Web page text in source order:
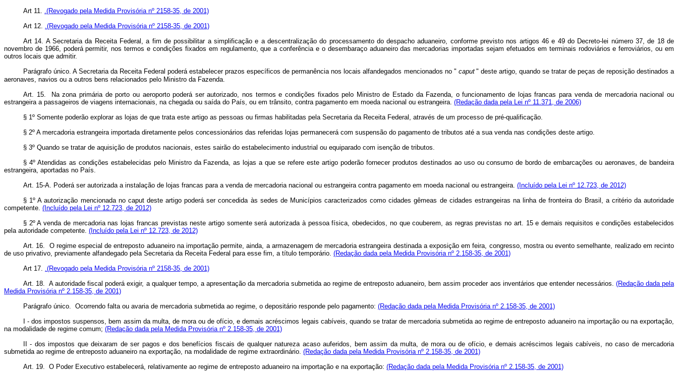
Art 11.
.(Revogado pela Medida Provisória nº 2158-35, de 2001)
Art 12.
.(Revogado pela Medida Provisória nº 2158-35, de 2001)
Art 14. A Secretaria da Receita Federal, a fim de possibilitar a simplificação e a descentralização do processamento do despacho aduaneiro, conforme previsto nos artigos 46 e 49 do Decreto-lei número 37, de 18 de
novembro de 1966, poderá permitir, nos termos e condições fixados em regulamento, que a conferência e o desembaraço aduaneiro das mercadorias importadas sejam efetuados em terminais rodoviários e ferroviários, ou em
outros locais que admitir.
Parágrafo único. A Secretaria da Receita Federal poderá estabelecer prazos específicos de permanência nos locais alfandegados mencionados no " caput " deste artigo, quando se tratar de peças de reposição destinados a
aeronaves, navios ou a outros bens relacionados pelo Ministro da Fazenda.
Art. 15. Na zona primária de porto ou aeroporto poderá ser autorizado, nos termos e condições fixados pelo Ministro de Estado da Fazenda, o funcionamento de lojas francas para venda de mercadoria nacional ou
estrangeira a passageiros de viagens internacionais, na chegada ou saída do País, ou em trânsito, contra pagamento em moeda nacional ou estrangeira. (Redação dada pela Lei nº 11.371, de 2006)
§ 1º Somente poderão explorar as lojas de que trata este artigo as pessoas ou firmas habilitadas pela Secretaria da Receita Federal, através de um processo de pré-qualificação.
§ 2º A mercadoria estrangeira importada diretamente pelos concessionários das referidas lojas permanecerá com suspensão do pagamento de tributos até a sua venda nas condições deste artigo.
§ 3º Quando se tratar de aquisição de produtos nacionais, estes sairão do estabelecimento industrial ou equiparado com isenção de tributos.
§ 4º Atendidas as condições estabelecidas pelo Ministro da Fazenda, as lojas a que se refere este artigo poderão fornecer produtos destinados ao uso ou consumo de bordo de embarcações ou aeronaves, de bandeira
estrangeira, aportadas no País.
Art. 15-A. Poderá ser autorizada a instalação de lojas francas para a venda de mercadoria nacional ou estrangeira contra pagamento em moeda nacional ou estrangeira. (Incluído pela Lei nº 12.723, de 2012)
§ 1º A autorização mencionada no caput deste artigo poderá ser concedida às sedes de Municípios caracterizados como cidades gêmeas de cidades estrangeiras na linha de fronteira do Brasil, a critério da autoridade
competente. (Incluído pela Lei nº 12.723, de 2012)
§ 2º A venda de mercadoria nas lojas francas previstas neste artigo somente será autorizada à pessoa física, obedecidos, no que couberem, as regras previstas no art. 15 e demais requisitos e condições estabelecidos
pela autoridade competente. (Incluído pela Lei nº 12.723, de 2012)
Art. 16. O regime especial de entreposto aduaneiro na importação permite, ainda, a armazenagem de mercadoria estrangeira destinada a exposição em feira, congresso, mostra ou evento semelhante, realizado em recinto
de uso privativo, previamente alfandegado pela Secretaria da Receita Federal para esse fim, a título temporário. (Redação dada pela Medida Provisória nº 2.158-35, de 2001)
Art 17.
.(Revogado pela Medida Provisória nº 2158-35, de 2001)
Art. 18. A autoridade fiscal poderá exigir, a qualquer tempo, a apresentação da mercadoria submetida ao regime de entreposto aduaneiro, bem assim proceder aos inventários que entender necessários. (Redação dada pela
Medida Provisória nº 2.158-35, de 2001)
Parágrafo único. Ocorrendo falta ou avaria de mercadoria submetida ao regime, o depositário responde pelo pagamento: (Redação dada pela Medida Provisória nº 2.158-35, de 2001)
I - dos impostos suspensos, bem assim da multa, de mora ou de ofício, e demais acréscimos legais cabíveis, quando se tratar de mercadoria submetida ao regime de entreposto aduaneiro na importação ou na exportação,
na modalidade de regime comum; (Redação dada pela Medida Provisória nº 2.158-35, de 2001)
II - dos impostos que deixaram de ser pagos e dos benefícios fiscais de qualquer natureza acaso auferidos, bem assim da multa, de mora ou de ofício, e demais acréscimos legais cabíveis, no caso de mercadoria
submetida ao regime de entreposto aduaneiro na exportação, na modalidade de regime extraordinário. (Redação dada pela Medida Provisória nº 2.158-35, de 2001)
Art. 19. O Poder Executivo estabelecerá, relativamente ao regime de entreposto aduaneiro na importação e na exportação: (Redação dada pela Medida Provisória nº 2.158-35, de 2001)